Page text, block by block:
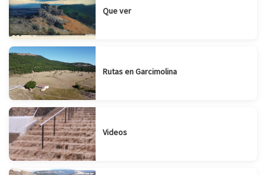
Que ver
Rutas en Garcimolina
Videos